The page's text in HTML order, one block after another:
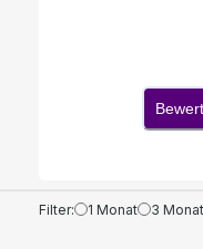
Filter: 1 Monat 3